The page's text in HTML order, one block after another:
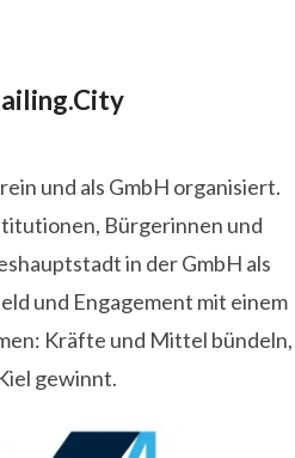
und als GmbH organisiert.
Bürgerinnen und
in der GmbH als
und Engagement mit einem
Kräfte und Mittel bündeln,
gewinnt.